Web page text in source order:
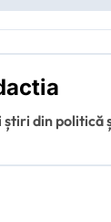
din politică